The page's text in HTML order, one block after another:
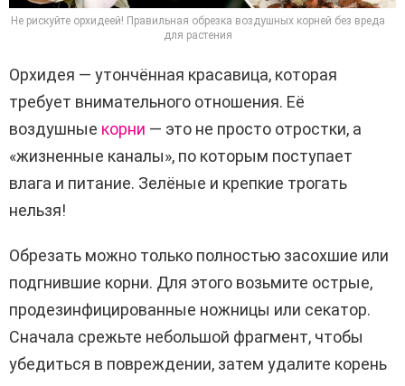
Не рискуйте орхидеей! Правильная обрезка воздушных корней без вреда
для растения
Орхидея — утончённая красавица, которая
требует внимательного отношения. Её
воздушные корни — это не просто отростки, а
«жизненные каналы», по которым поступает
влага и питание. Зелёные и крепкие трогать
нельзя!
Обрезать можно только полностью засохшие или
подгнившие корни. Для этого возьмите острые,
продезинфицированные ножницы или секатор.
Сначала срежьте небольшой фрагмент, чтобы
убедиться в повреждении, затем удалите корень